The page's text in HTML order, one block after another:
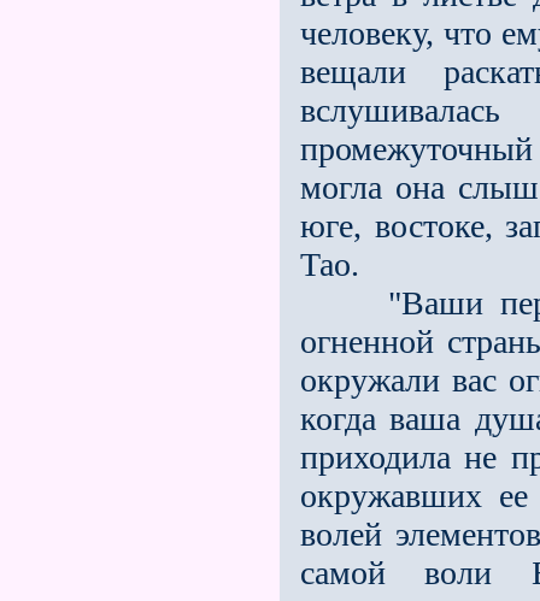
человеку, что
вещали
могла она
юге, востоке,
Тао.
"Ваши
огненной
окружали вас
когда ваша
приходила не
окружавших ее
волей
самой воли